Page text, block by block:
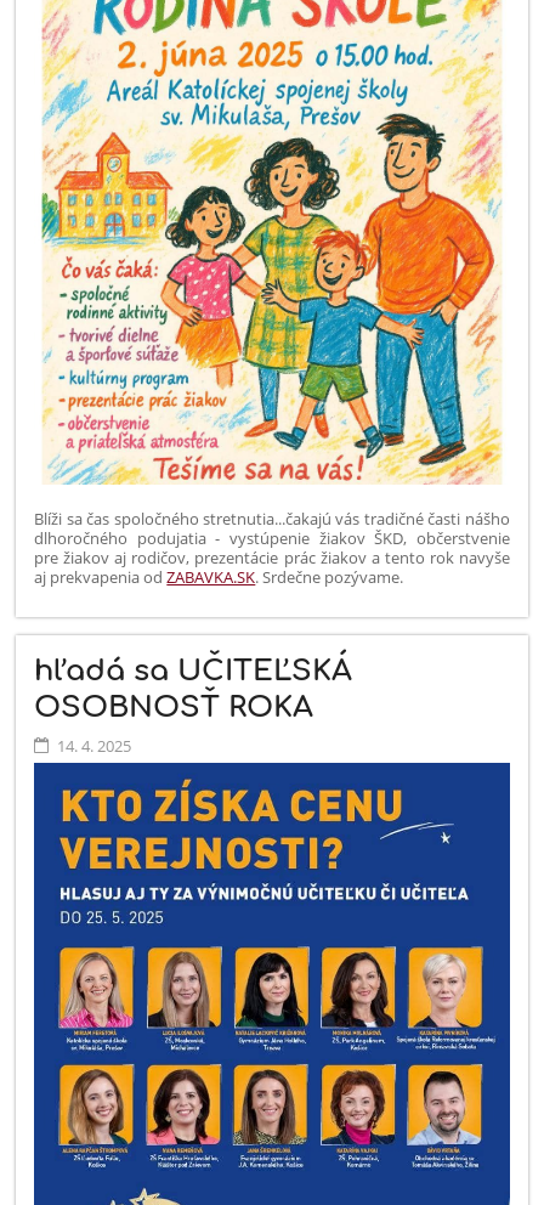
Blíži sa čas spoločného stretnutia...čakajú vás tradičné časti nášho
dlhoročného podujatia - vystúpenie žiakov ŠKD, občerstvenie
pre žiakov aj rodičov, prezentácie prác žiakov a tento rok navyše
aj prekvapenia odZABAVKA.SK. Srdečne pozývame.
hľadá sa UČITEĽSKÁ
OSOBNOSŤ ROKA
14. 4. 2025